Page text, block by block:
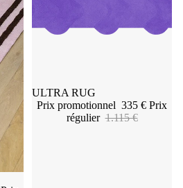
Promotion
ULTRA RUG
Prix promotionnel 335 € Prix
régulier 1.115 €